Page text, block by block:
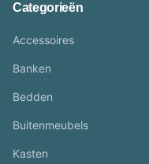
Categorieën
Accessoires
Banken
Bedden
Buitenmeubels
Kasten